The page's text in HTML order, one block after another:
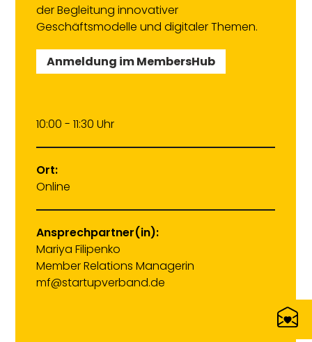
der Begleitung innovativer
Geschäftsmodelle und digitaler Themen.
Anmeldung im MembersHub
10:00 - 11:30 Uhr
Ort:
Online
Ansprechpartner(in):
Mariya Filipenko
Member Relations Managerin
mf@startupverband.de